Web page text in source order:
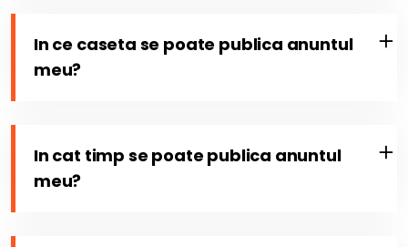
In ce caseta se poate publica anuntul
meu?
In cat timp se poate publica anuntul
meu?